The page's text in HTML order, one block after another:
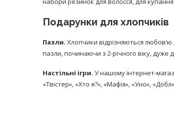
Подарунки для хлопчиків
Пазли. Хлопчики відрізняються любов’ю
пазли, починаючи з 2-річного віку,
Настільні ігри. У нашому інтернет-
«Твістер», «Хто я?», «Мафія», «Уно»,